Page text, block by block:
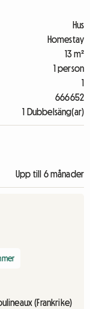
Hus
Homestay
13 m²
1 person
1
666652
1 Dubbelsäng(ar)
Upp till 6 månader
(Frankrike)